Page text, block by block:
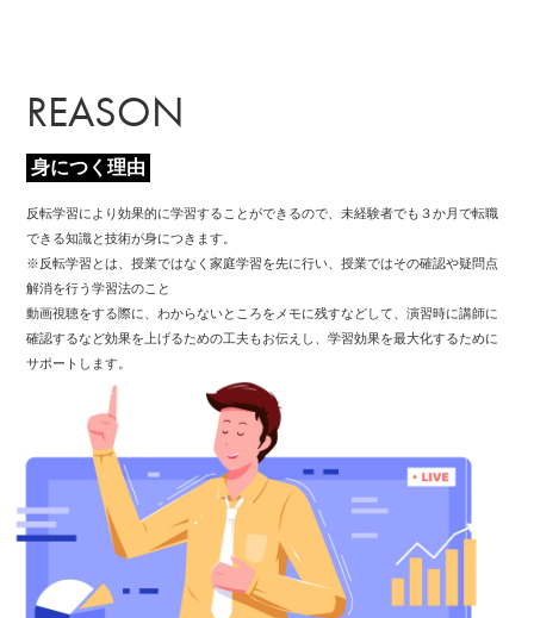
REASON
身につく理由
反転学習により効果的に学習することができるので、未経験者でも３か月で転職
できる知識と技術が身につきます。
※反転学習とは、授業ではなく家庭学習を先に行い、授業ではその確認や疑問点
解消を行う学習法のこと
動画視聴をする際に、わからないところをメモに残すなどして、演習時に講師に
確認するなど効果を上げるための工夫もお伝えし、学習効果を最大化するために
サポートします。